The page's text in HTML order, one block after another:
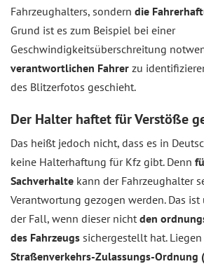
Fahrzeughalters, sondern die
Grund ist es zum Beispiel bei einer
Geschwindigkeitsüberschreitung
verantwortlichen Fahrer zu
des Blitzerfotos geschieht.
Der Halter haftet für Verstöße
Das heißt jedoch nicht, dass es in
keine Halterhaftung für Kfz gibt. Denn
Sachverhalte kann der Fahrzeughalter
Verantwortung gezogen werden. Das
der Fall, wenn dieser nicht den
des Fahrzeugs sichergestellt hat. Liegen
Straßenverkehrs-Zulassungs-Ordnung (